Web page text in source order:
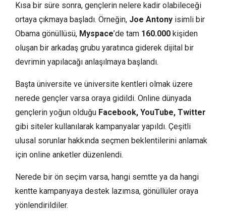
Kısa bir süre sonra, gençlerin nelere kadir olabileceği
ortaya çıkmaya başladı. Örneğin, Joe Antony isimli bir
Obama gönüllüsü, Myspace’de tam 160.000 kişiden
oluşan bir arkadaş grubu yaratınca giderek dijital bir
devrimin yapılacağı anlaşılmaya başlandı.
Başta üniversite ve üniversite kentleri olmak üzere
nerede gençler varsa oraya gidildi. Online dünyada
gençlerin yoğun olduğu Facebook, YouTube, Twitter
gibi siteler kullanılarak kampanyalar yapıldı. Çeşitli
ulusal sorunlar hakkında seçmen beklentilerini anlamak
için online anketler düzenlendi.
Nerede bir ön seçim varsa, hangi semtte ya da hangi
kentte kampanyaya destek lazımsa, gönüllüler oraya
yönlendirildiler.